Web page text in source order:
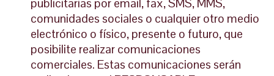
publicitarias por email, fax, SMS, MMS,
comunidades sociales o cualquier otro medio
electrónico o físico, presente o futuro, que
posibilite realizar comunicaciones
comerciales. Estas comunicaciones serán